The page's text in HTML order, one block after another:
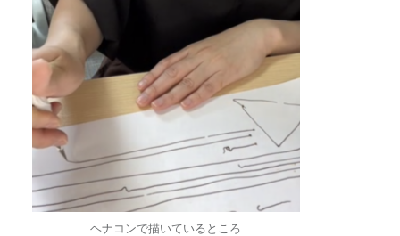
ヘナコンで描いているところ